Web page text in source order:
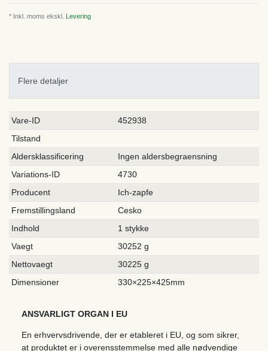
* Inkl. moms ekskl. Levering
Flere detaljer
Ceres::Template.singleItemTechnicalDataAttribute
Ceres::Template.singleItemTechnicalDataValue
Vare-ID
452938
Tilstand
Aldersklassificering
Ingen aldersbegraensning
Variations-ID
4730
Producent
Ich-zapfe
Fremstillingsland
Cesko
Indhold
1 stykke
Vaegt
30252 g
Nettovaegt
30225 g
Dimensioner
330×225×425mm
ANSVARLIGT ORGAN I EU
En erhvervsdrivende, der er etableret i EU, og som sikrer,
at produktet er i overensstemmelse med alle nødvendige